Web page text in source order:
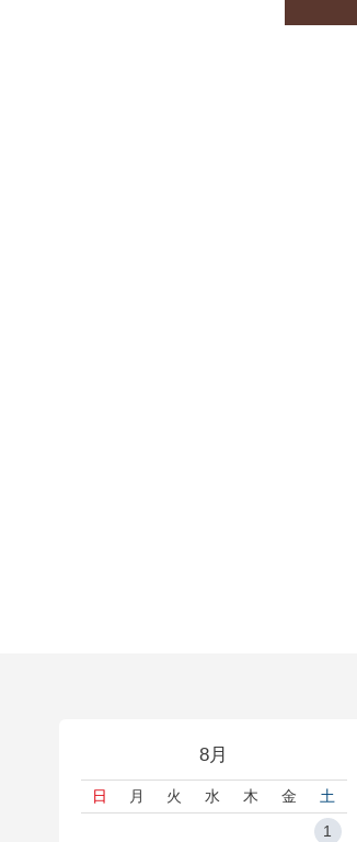
8月
日 月 火 水 木 金
土
1